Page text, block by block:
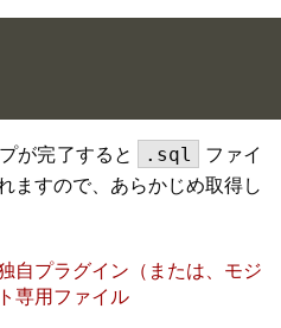
が完了すると .sql
ファイ
ますので、あらかじめ取得し
自プラグイン（または、モジ
専用ファイル